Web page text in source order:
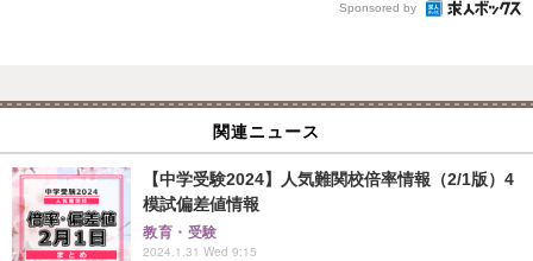
Sponsored by
関連ニュース
【中学受験2024】人気難関校倍率情報（2/1版）4
模試偏差値情報
教育・受験
2024.1.31 Wed 9:15